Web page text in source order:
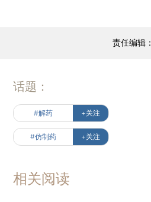
责任编辑
话题：
#解药 +关注
#仿制药 +关注
相关阅读